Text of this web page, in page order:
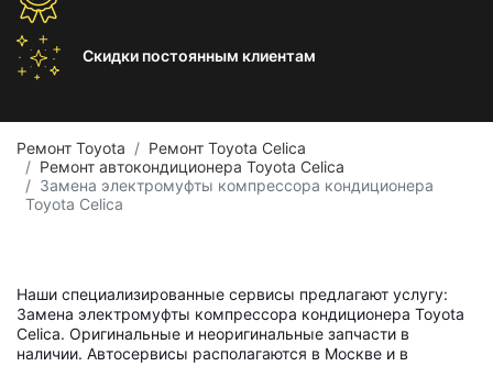
Скидки постоянным клиентам
Ремонт Toyota
Ремонт Toyota Celica
Ремонт автокондиционера Toyota Celica
Замена электромуфты компрессора кондиционера
Toyota Celica
Наши специализированные сервисы предлагают услугу:
Замена электромуфты компрессора кондиционера Toyota
Celica. Оригинальные и неоригинальные запчасти в
наличии. Автосервисы располагаются в Москве и в